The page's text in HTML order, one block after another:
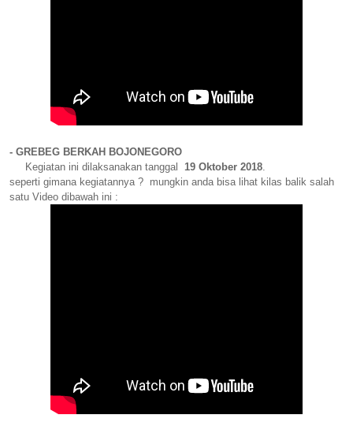
- GREBEG BERKAH BOJONEGORO
Kegiatan ini dilaksanakan tanggal 19 Oktober 2018
seperti gimana kegiatannya ? mungkin anda bisa lihat kilas balik salah
satu Video dibawah ini :